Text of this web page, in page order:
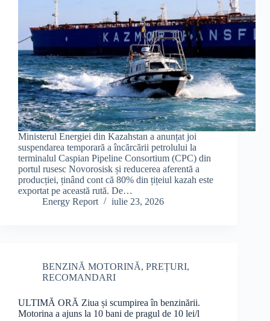
Ministerul Energiei din Kazahstan a anunțat joi
suspendarea temporară a încărcării petrolului la
terminalul Caspian Pipeline Consortium (CPC) din
portul rusesc Novorosisk și reducerea aferentă a
producției, ținând cont că 80% din țițeiul kazah este
exportat pe această rută. De…
Energy Report
iulie 23, 2026
BENZINĂ MOTORINĂ, PREȚURI,
RECOMANDARI
ULTIMĂ ORĂ Ziua și scumpirea în benzinării.
Motorina a ajuns la 10 bani de pragul de 10 lei/l